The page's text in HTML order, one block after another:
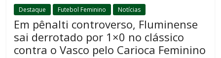
Destaque Futebol Feminino Notícias
Em pênalti controverso, Fluminense
sai derrotado por 1×0 no clássico
contra o Vasco pelo Carioca Feminino